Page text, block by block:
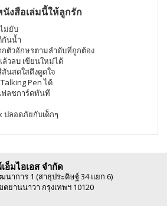
งสือเล่มนี้ให้ลูกรัก
ม่ยับ
กันน้ำ
ตัวอักษรตามลำดับที่ถูกต้อง
ล้วลบ เขียนใหม่ได้
นสดใสดึงดูดใจ
Pen ได้
ฟลชการ์ดทันที
ปลอดภัยกับเด็กๆ
มไอเอส จำกัด
าการ 1 (สาธุประดิษฐ์ 34 แยก 6)
ตยานนาวา กรุงเทพฯ 10120